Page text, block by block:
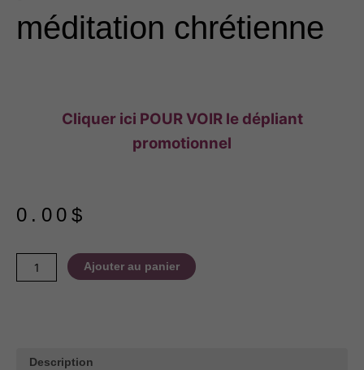
méditation chrétienne
Cliquer ici POUR VOIR le dépliant
promotionnel
0.00 $
quantité
de
Ajouter au panier
Description